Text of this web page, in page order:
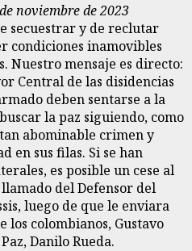
noviembre de 2023
secuestrar y de reclutar
condiciones inamovibles
Nuestro mensaje es directo:
Central de las disidencias
deben sentarse a la
la paz siguiendo, como
abominable crimen y
en sus filas. Si se han
es posible un cese al
del Defensor del
luego de que le enviara
los colombianos, Gustavo
Danilo Rueda.